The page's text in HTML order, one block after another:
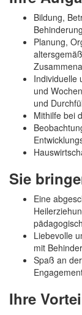
Bildung,
Behinderung
Planung,
Individuelle
und
und
Mithilfe bei
Sie
Eine
Liebevolle
mit
Spaß an
Ihre